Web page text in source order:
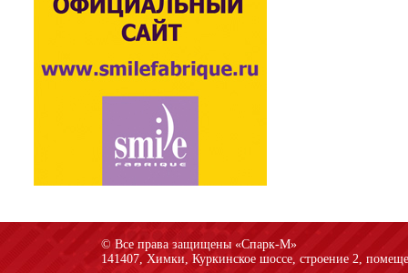
© Все права защищены «Спарк-M»
141407, Химки, Куркинское шоссе, строение 2,